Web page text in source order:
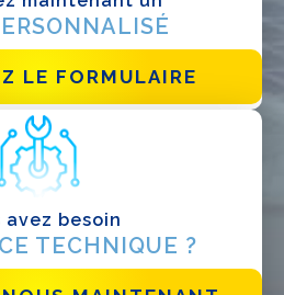
LE FORMULAIRE
avez besoin
TECHNIQUE ?
Autre